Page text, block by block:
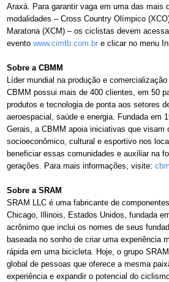
Araxá. Para garantir vaga em uma das mais
modalidades – Cross Country Olímpico
Maratona (XCM) – os ciclistas devem
evento www.cimtb.com.br e clicar no menu
Sobre a CBMM
Líder mundial na produção e
CBMM possui mais de 400 clientes, em 50
produtos e tecnologia de ponta aos setores
aeroespacial, saúde e energia. Fundada em
Gerais, a CBMM apoia iniciativas que visam
socioeconômico, cultural e esportivo nos
beneficiar essas comunidades e auxiliar na
gerações. Para mais informações, visite:
Sobre a SRAM
SRAM LLC é uma fabricante de
Chicago, Illinois, Estados Unidos, fundada
acrônimo que inclui os nomes de seus
baseada no sonho de criar uma experiência
rápida em uma bicicleta. Hoje, o grupo
global de pessoas que oferece a mesma
experiência e expandir o potencial do